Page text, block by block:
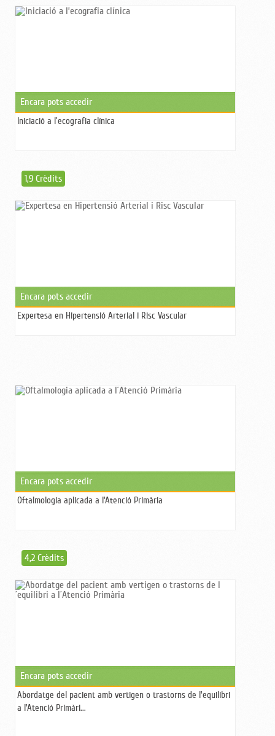
Encara pots accedir
Iniciació a l’ecografia clínica
1,9 Crèdits
Encara pots accedir
Expertesa en Hipertensió Arterial i Risc Vascular
Encara pots accedir
Oftalmologia aplicada a l'Atenció Primària
4,2 Crèdits
Encara pots accedir
Abordatge del pacient amb vertigen o trastorns de l'equilibri
a l'Atenció Primàri...